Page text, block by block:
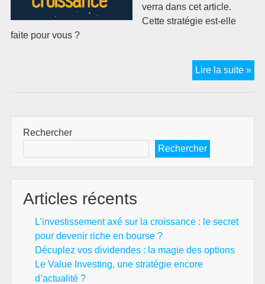
verra dans cet article.
Cette stratégie est-elle
faite pour vous ?
Lire la suite »
Rechercher
Rechercher
Articles récents
L’investissement axé sur la croissance : le secret
pour devenir riche en bourse ?
Décuplez vos dividendes : la magie des options
Le Value Investing, une stratégie encore
d’actualité ?